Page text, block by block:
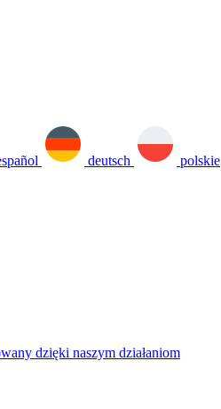
deutsch polskie
dzięki naszym działaniom